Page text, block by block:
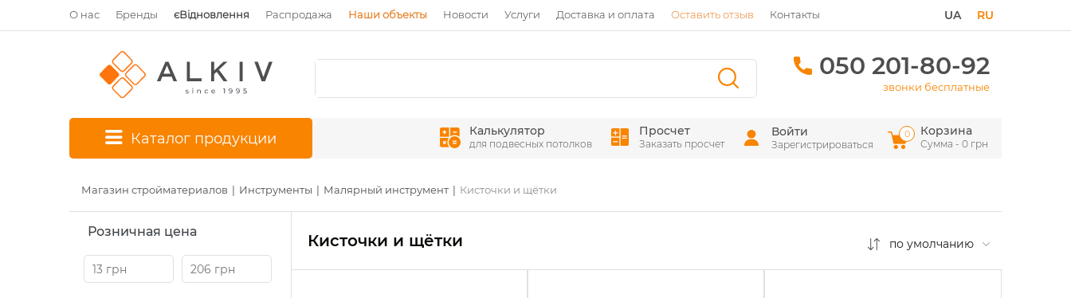
О нас Бренды єВідновлення Распродажа Наши объекты Новости Услуги Доставка и оплата Оставить отзыв Контакты RU
UA
050 201-80-92
звонки бесплатные
Каталог продукции Калькулятор
для подвесных потолков
Просчет
Заказать просчет
Войти
Зарегистрироваться
Корзина
Сумма - 0 грн
0
Магазин стройматериалов Инструменты Малярный инструмент Кисточки и щётки
Розничная цена Кисточки и щётки по умолчанию